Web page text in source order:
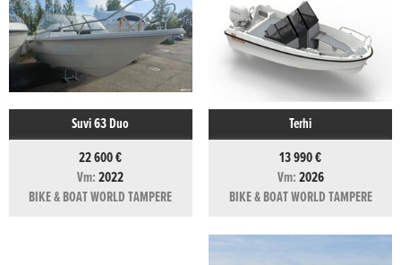
Suvi 63 Duo
22 600 €
Vm:2022
BIKE & BOAT WORLD TAMPERE
Terhi
13 990 €
Vm:2026
BIKE & BOAT WORLD TAMPERE